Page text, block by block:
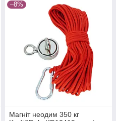
–8%
Магніт неодим 350 кг